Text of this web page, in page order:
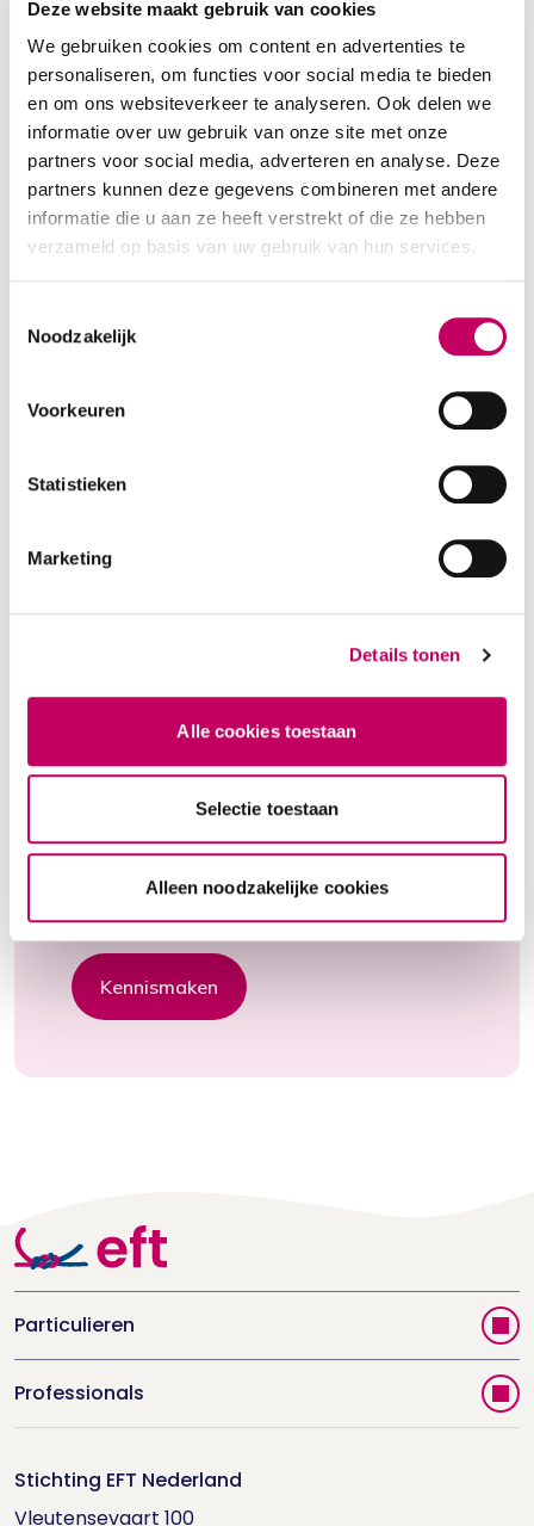
Deze website maakt gebruik van cookies
We gebruiken cookies om content en advertenties te
personaliseren, om functies voor social media te bieden
en om ons websiteverkeer te analyseren. Ook delen we
informatie over uw gebruik van onze site met onze
partners voor social media, adverteren en analyse. Deze
partners kunnen deze gegevens combineren met andere
informatie die u aan ze heeft verstrekt of die ze hebben
verzameld op basis van uw gebruik van hun services.
Noodzakelijk
Voorkeuren
Statistieken
Marketing
Details tonen
Alle cookies toestaan
Selectie toestaan
Alleen noodzakelijke cookies
GZ Psycholoog (39914985525)
Status
Basis EFT Registertherapeut
Opleidingen & trainingen
LVVP, NVGZP
Nederlands
Beschikbaarheid
Spreekt Sanne jou aan als
therapeut?
Maak kennis met Sanne en kijk of het
Kennismaken
Particulieren
Vind jouw therapeut
Videoportal
Doe de relatietest
Professionals
Trainingen
Stichting EFT Nederland
Vleutensevaart 100